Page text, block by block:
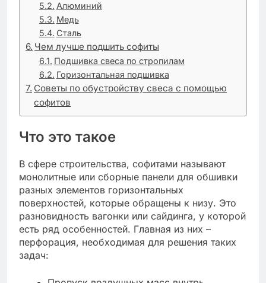
Алюминий
Медь
Сталь
Чем лучше подшить софиты
Подшивка свеса по стропилам
Горизонтальная подшивка
Советы по обустройству свеса с помощью
софитов
Что это такое
В сфере строительства, софитами называют
монолитные или сборные панели для обшивки
разных элементов горизонтальных
поверхностей, которые обращены к низу. Это
разновидность вагонки или сайдинга, у которой
есть ряд особенностей. Главная из них –
перфорация, необходимая для решения таких
задач: